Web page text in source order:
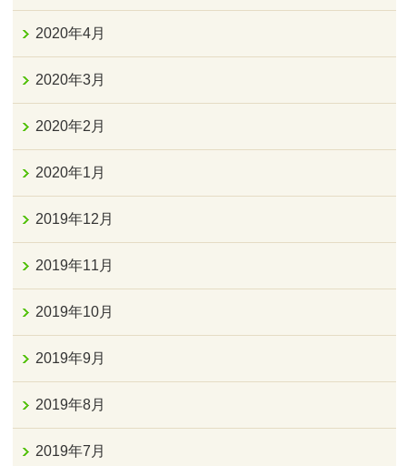
2020年4月
2020年3月
2020年2月
2020年1月
2019年12月
2019年11月
2019年10月
2019年9月
2019年8月
2019年7月